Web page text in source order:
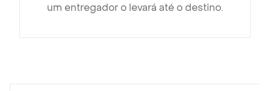
um entregador o levará até o destino.